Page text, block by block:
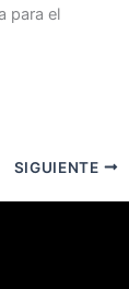
para el
SIGUIENTE